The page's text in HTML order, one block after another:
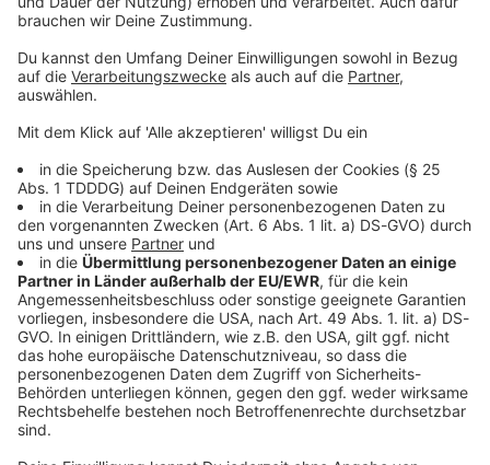
© dpa-infocom, dpa:260213-930-684254/1
DAS KÖNNTE DICH AUCH INTERESSIEREN
Bayern